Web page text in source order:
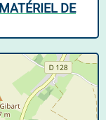
DE